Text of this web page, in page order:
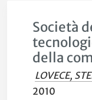
Società
della
LOVECE,
2010